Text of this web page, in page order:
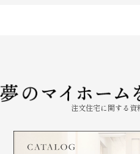
注文住宅に関する資